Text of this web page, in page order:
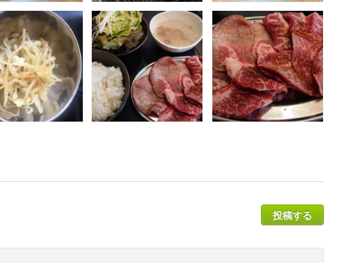
投稿する